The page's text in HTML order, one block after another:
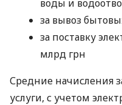
воды и
за вывоз
за поставку
млрд грн
Средние начисления
услуги, с учетом